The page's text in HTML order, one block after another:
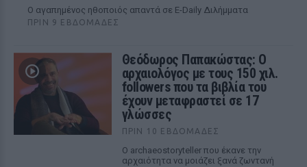
Ο αγαπημένος ηθοποιός απαντά σε E-Daily Διλήμματα
ΠΡΙΝ 9 ΕΒΔΟΜΆΔΕΣ
Θεόδωρος Παπακώστας: Ο
αρχαιολόγος με τους 150 χιλ.
followers που τα βιβλία του
έχουν μεταφραστεί σε 17
γλώσσες
ΠΡΙΝ 10 ΕΒΔΟΜΆΔΕΣ
Ο archaeostoryteller που έκανε την
αρχαιότητα να μοιάζει ξανά ζωντανή